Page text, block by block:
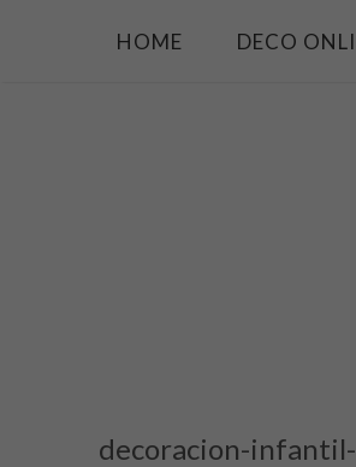
HOME DECO
decoracion-